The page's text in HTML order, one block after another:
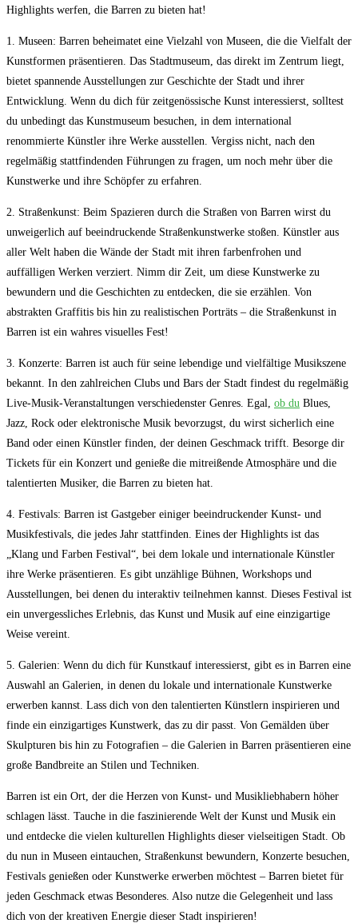
Highlights werfen, die Barren zu⁤ bieten hat!
1. Museen:‌ Barren⁣ beheimatet eine Vielzahl von ‍Museen, die ‍die ⁣Vielfalt ‌der
Kunstformen präsentieren. Das Stadtmuseum, das direkt im Zentrum liegt,​
bietet​ spannende Ausstellungen ⁤zur Geschichte der Stadt ⁢und ihrer
Entwicklung.‍ Wenn du⁣ dich für‍ zeitgenössische Kunst​ interessierst, solltest
du unbedingt ⁣das Kunstmuseum besuchen, in dem international
renommierte Künstler ihre Werke ausstellen. ⁤Vergiss nicht, nach den
regelmäßig⁢ stattfindenden Führungen zu fragen, um noch mehr über die
Kunstwerke​ und ihre Schöpfer zu erfahren.
2. Straßenkunst: Beim Spazieren durch die Straßen ​von ⁤Barren wirst du⁢
unweigerlich auf‌ beeindruckende Straßenkunstwerke ⁣stoßen. Künstler aus
aller Welt haben ⁤die⁤ Wände der Stadt mit ihren ‍farbenfrohen und‌
auffälligen Werken verziert.​ Nimm dir⁣ Zeit, um diese Kunstwerke zu
bewundern und die Geschichten⁤ zu ‍entdecken, die sie erzählen. Von
abstrakten Graffitis bis hin⁢ zu realistischen Porträts – die Straßenkunst in
Barren ‍ist ein ⁤wahres visuelles ‍Fest!
3. Konzerte: Barren ist auch für seine ⁢lebendige und vielfältige Musikszene
bekannt. In den zahlreichen Clubs und Bars der ‌Stadt findest du regelmäßig⁣
Live-Musik-Veranstaltungen verschiedenster Genres. Egal, ob du Blues,
Jazz, Rock oder elektronische Musik bevorzugst, du wirst sicherlich eine
Band oder einen‌ Künstler ‌finden,⁣ der deinen Geschmack trifft. Besorge dir
Tickets​ für ein Konzert und genieße die mitreißende Atmosphäre und die
talentierten Musiker, die Barren​ zu bieten hat.
4. Festivals: Barren ist Gastgeber einiger beeindruckender Kunst- und
Musikfestivals, die⁤ jedes Jahr stattfinden. Eines der Highlights ist das
„Klang⁣ und Farben Festival“, bei dem lokale und internationale Künstler
ihre Werke präsentieren. Es ​gibt unzählige Bühnen,​ Workshops und
Ausstellungen,⁣ bei denen du ‍interaktiv teilnehmen kannst. Dieses Festival ist
ein‌ unvergessliches Erlebnis, das ‌Kunst und Musik auf eine einzigartige
Weise vereint.
5. Galerien: ⁢Wenn du dich für⁣ Kunstkauf interessierst, gibt es in Barren eine​
Auswahl an Galerien, ⁣in denen du lokale und internationale Kunstwerke
erwerben kannst. Lass dich von den ⁢talentierten Künstlern⁢ inspirieren und
finde ein⁣ einzigartiges ⁢Kunstwerk, das zu‍ dir passt. Von Gemälden⁤ über
Skulpturen bis hin zu ⁢Fotografien – die Galerien in Barren ‌präsentieren ‍eine
große Bandbreite an Stilen und Techniken.
Barren ist ein Ort, der die Herzen von Kunst- ‌und​ Musikliebhabern höher
schlagen lässt. Tauche in die faszinierende ‍Welt der Kunst und Musik ein
und entdecke die vielen kulturellen Highlights ​dieser vielseitigen Stadt. Ob
du nun in Museen eintauchen,⁣ Straßenkunst bewundern, Konzerte besuchen,
Festivals genießen oder Kunstwerke erwerben möchtest​ – Barren bietet für
jeden Geschmack etwas⁣ Besonderes. ‍Also ‌nutze die Gelegenheit und lass
dich von der kreativen Energie dieser Stadt inspirieren!